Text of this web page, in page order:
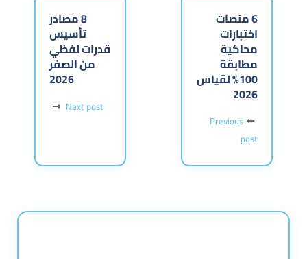
6 منصات
اختبارات
محاكية
مطابقة
100% لقياس
2026
Previous
post
8 مصادر
تأسيس
قدرات لفظي
من الصفر
2026
Next post